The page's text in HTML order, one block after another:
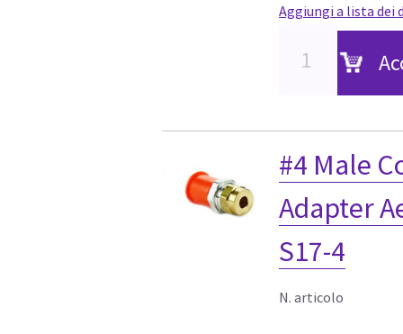
Aggiungi a lista dei
#4 Male
Adapter
S17-4
N. articolo